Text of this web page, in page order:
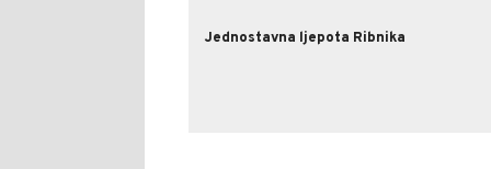
Jednostavna ljepota Ribnika